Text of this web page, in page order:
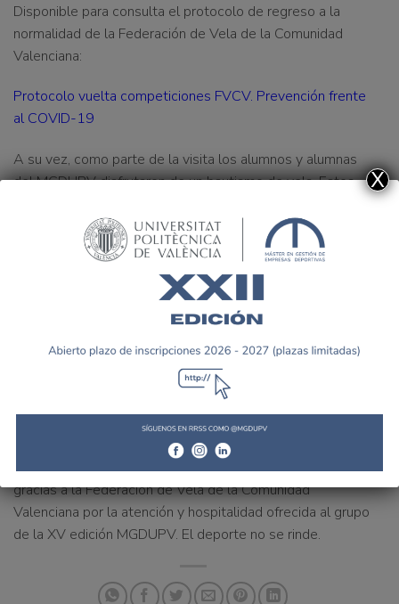
Disponible para consulta el protocolo de regreso a la
normalidad de la Federación de Vela de la Comunidad
Valenciana:
Protocolo vuelta competiciones FVCV. Prevención frente
al COVID-19
A su vez, como parte de la visita los alumnos y alumnas
del MGDUPV disfrutaron de un bautismo de vela. Estos,
de seguridad necesarias, pusieron a prueba los
conocimientos recibidos durante la visita. Capitanearon y
guiaron sus embarcaciones en las tranquilas aguas del
Mar Mediterráneo en Valencia.Experiencias así refuerzan
que los gestores deportivos de la
trasladar con su actividad profesional.Esta como entidad
del Máster de Gestión Deportiva UPV
apoya la misión formativa de la titulación desde el
ejemplo y con gran profesionalidad.
Desde la Cátedra del Deporte UPV queremos dar las
gracias a la Federación de Vela de la Comunidad
Valenciana por la atención y hospitalidad ofrecida al grupo
de la XV edición MGDUPV. El deporte no se rinde.
X